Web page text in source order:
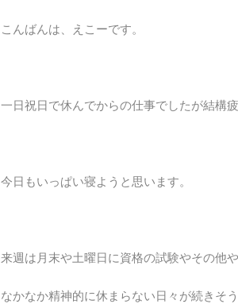
こんばんは、えこーです。
一日祝日で休んでからの仕事でしたが結構
今日もいっぱい寝ようと思います。
来週は月末や土曜日に資格の試験やその他
なかなか精神的に休まらない日々が続きそう